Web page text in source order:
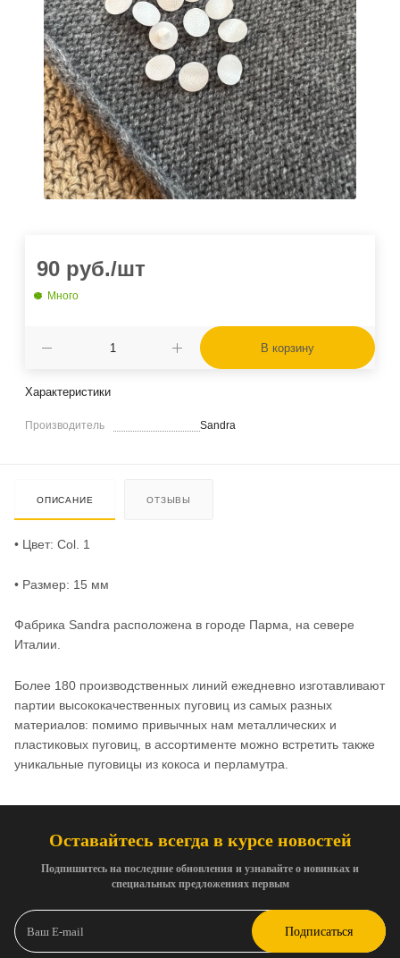
90 руб./шт
Много
В корзину
Характеристики
Производитель Sandra
ОПИСАНИЕ ОТЗЫВЫ
• Цвет: Col. 1
• Размер: 15 мм
Фабрика Sandra расположена в городе Парма, на севере
Италии.
Более 180 производственных линий ежедневно изготавливают
партии высококачественных пуговиц из самых разных
материалов: помимо привычных нам металлических и
пластиковых пуговиц, в ассортименте можно встретить также
уникальные пуговицы из кокоса и перламутра.
Оставайтесь всегда в курсе новостей
Подпишитесь на последние обновления и узнавайте о новинках и
специальных предложениях первым
Подписаться